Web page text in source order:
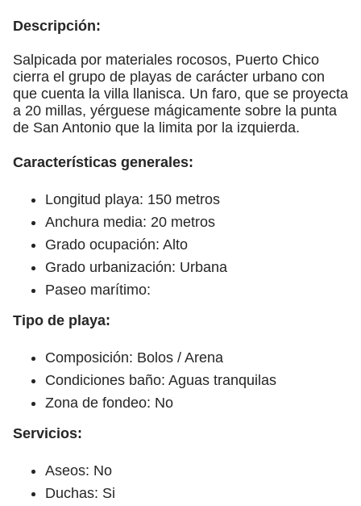
Descripción:
Salpicada por materiales rocosos, Puerto Chico
cierra el grupo de playas de carácter urbano con
que cuenta la villa llanisca. Un faro, que se proyecta
a 20 millas, yérguese mágicamente sobre la punta
de San Antonio que la limita por la izquierda.
Características generales:
Longitud playa: 150 metros
Anchura media: 20 metros
Grado ocupación: Alto
Grado urbanización: Urbana
Paseo marítimo:
Tipo de playa:
Composición: Bolos / Arena
Condiciones baño: Aguas tranquilas
Zona de fondeo: No
Servicios:
Aseos: No
Duchas: Si